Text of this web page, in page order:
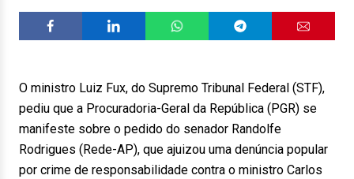
O ministro Luiz Fux, do Supremo Tribunal Federal (STF),
pediu que a Procuradoria-Geral da República (PGR) se
manifeste sobre o pedido do senador Randolfe
Rodrigues (Rede-AP), que ajuizou uma denúncia popular
por crime de responsabilidade contra o ministro Carlos